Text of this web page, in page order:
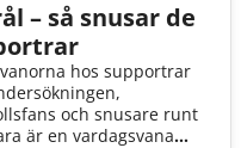
– så snusar de
hos supportrar
och snusare runt
är en vardagsvana